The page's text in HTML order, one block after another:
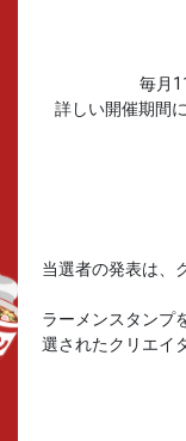
毎月
詳しい開催期間
当選者の発表は、
ラーメンスタンプ
選されたクリエイ